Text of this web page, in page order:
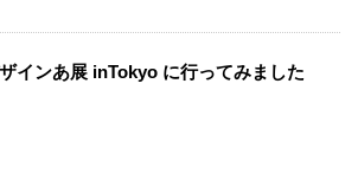
インあ展 inTokyo に行ってみました